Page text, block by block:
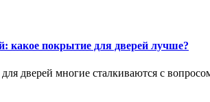
какое покрытие для дверей лучше?
дверей многие сталкиваются с